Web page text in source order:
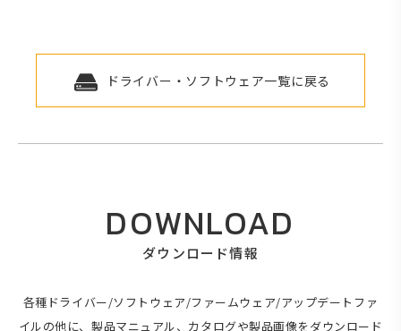
ドライバー・ソフトウェア一覧に戻る
DOWNLOAD
ダウンロード情報
各種ドライバー/ソフトウェア/ファームウェア/アップデートファ
イルの他に、製品マニュアル、カタログや製品画像をダウンロード